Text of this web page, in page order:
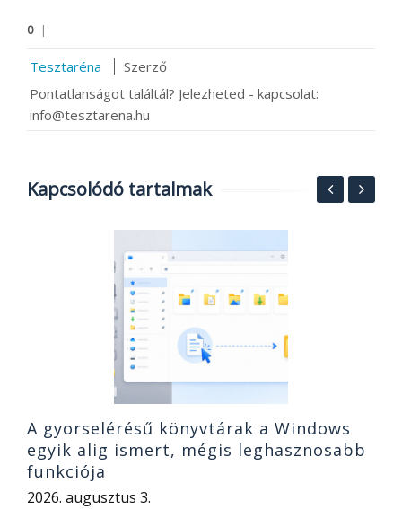
0 |
Tesztaréna
Szerző
Pontatlanságot találtál? Jelezheted - kapcsolat:
info@tesztarena.hu
Kapcsolódó tartalmak
A gyorselérésű könyvtárak a Windows
egyik alig ismert, mégis leghasznosabb
funkciója
2026. augusztus 3.